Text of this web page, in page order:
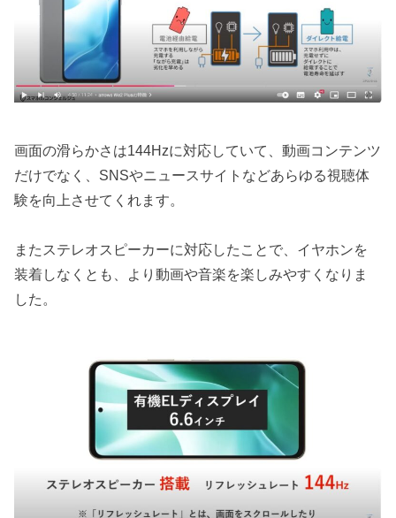
画面の滑らかさは144Hzに対応していて、動画コンテンツ
だけでなく、SNSやニュースサイトなどあらゆる視聴体
験を向上させてくれます。
またステレオスピーカーに対応したことで、イヤホンを
装着しなくとも、より動画や音楽を楽しみやすくなりま
した。